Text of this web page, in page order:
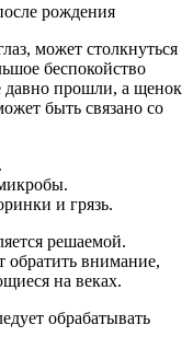
рождения
может столкнуться
беспокойство
давно прошли, а щенок
быть связано со
и грязь.
решаемой.
обратить внимание,
на веках.
обрабатывать